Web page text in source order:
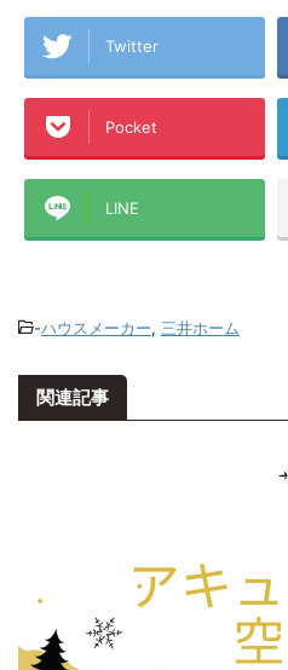
Twitter
Pocket
LINE
-ハウスメーカー, 三井ホーム
関連記事